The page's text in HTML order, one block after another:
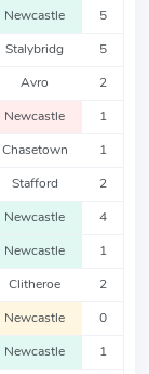
Newcastle 5
Stalybridg 5
Avro 2
Newcastle 1
Chasetown 1
Stafford 2
Newcastle 4
Newcastle 1
Clitheroe 2
Newcastle 0
Newcastle 1